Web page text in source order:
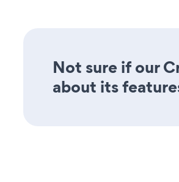
Not sure if our
about its